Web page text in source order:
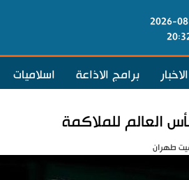
الاخبار برامج الاذاعة اسلاميات
العالم للملاكمة